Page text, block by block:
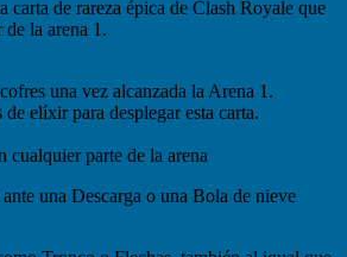
carta de rareza épica de Clash Royale que
de la arena 1.
una vez alcanzada la Arena 1.
de elíxir para desplegar esta carta.
cualquier parte de la arena
una Descarga o una Bola de nieve